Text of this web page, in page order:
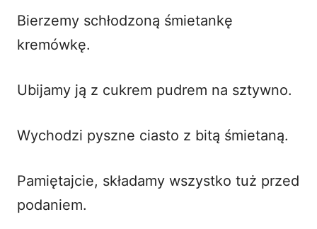
Bierzemy schłodzoną śmietankę
kremówkę.
Ubijamy ją z cukrem pudrem na sztywno.
Wychodzi pyszne ciasto z bitą śmietaną.
Pamiętajcie, składamy wszystko tuż przed
podaniem.